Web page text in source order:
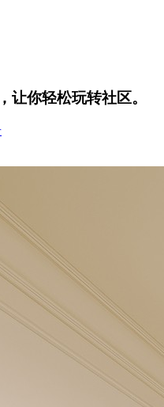
让你轻松玩转社区。